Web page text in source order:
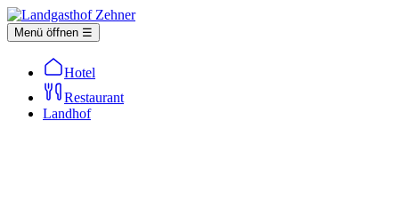
Menü öffnen ☰
Hotel
Restaurant
Landhof